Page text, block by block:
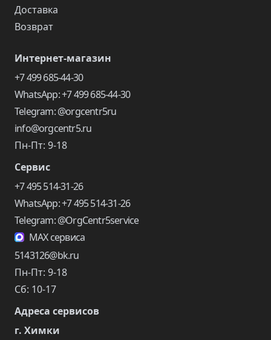
Доставка
Возврат
Интернет-магазин
+7 499 685-44-30
WhatsApp: +7 499 685-44-30
Telegram: @orgcentr5ru
info@orgcentr5.ru
Пн-Пт: 9-18
Сервис
+7 495 514-31-26
WhatsApp: +7 495 514-31-26
Telegram: @OrgCentr5service
MAX сервиса
5143126@bk.ru
Пн-Пт: 9-18
Сб: 10-17
Адреса сервисов
г. Химки